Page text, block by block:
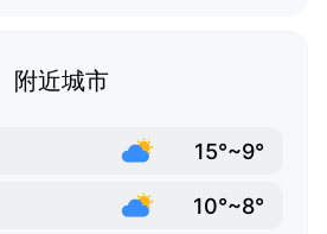
附近城市
15°~9°
10°~8°